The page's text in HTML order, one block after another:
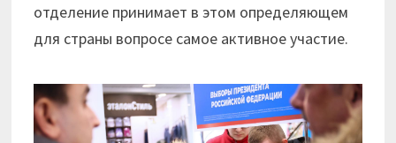
отделение принимает в этом определяющем
для страны вопросе самое активное участие.